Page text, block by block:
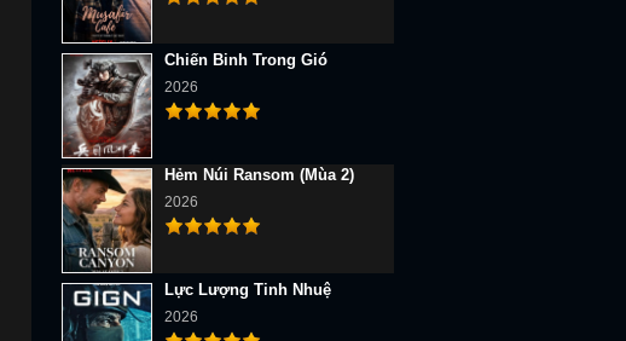
Chiến Binh Trong Gió
2026
Hẻm Núi Ransom (Mùa 2)
2026
Lực Lượng Tinh Nhuệ
2026